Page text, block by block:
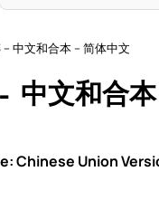
中文和合本 – 简体中文
中文和合
Chinese Union